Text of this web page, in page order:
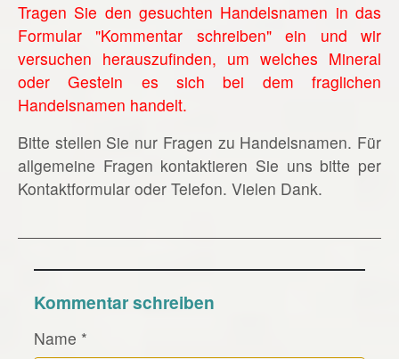
Tragen Sie den gesuchten Handelsnamen in das
Formular "Kommentar schreiben" ein und wir
versuchen herauszufinden, um welches Mineral
oder Gestein es sich bei dem fraglichen
Handelsnamen handelt.
Bitte stellen Sie nur Fragen zu Handelsnamen. Für
allgemeine Fragen kontaktieren Sie uns bitte per
Kontaktformular oder Telefon. Vielen Dank.
Kommentar schreiben
Name *